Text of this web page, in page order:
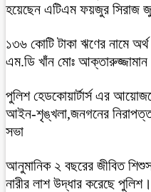
হয়েছেন এটিএম ফয়জুর সিরাজ
১৩৬ কোটি টাকা ঋণের নামে
এম.ডি খাঁন মোঃ
পুলিশ হেডকোয়ার্টার্স এর
আইন-শৃঙ্খলা,জনগনের
সভা
আনুমানিক ২ বছরের জীবিত
নারীর লাশ উদ্ধার করেছে পুলিশ।